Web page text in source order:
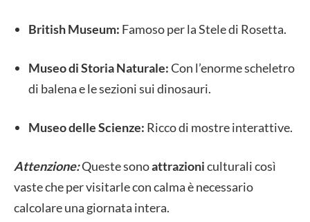
British Museum: Famoso per la Stele di Rosetta.
Museo di Storia Naturale:Con l’enorme scheletro
di balena e le sezioni sui dinosauri.
Museo delle Scienze: Ricco di mostre interattive.
Attenzione:Queste sonoattrazioniculturali così
vaste che per visitarle con calma è necessario
calcolare una giornata intera.